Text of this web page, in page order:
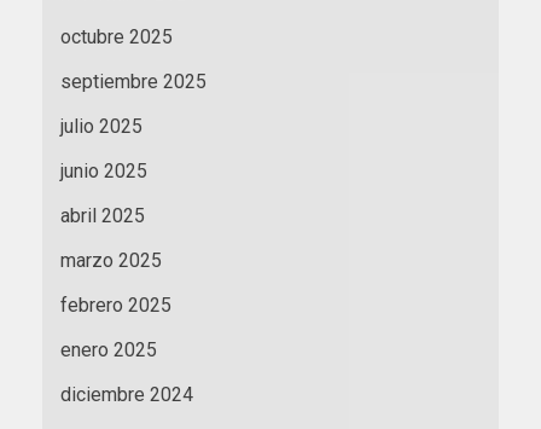
octubre 2025
septiembre 2025
julio 2025
junio 2025
abril 2025
marzo 2025
febrero 2025
enero 2025
diciembre 2024